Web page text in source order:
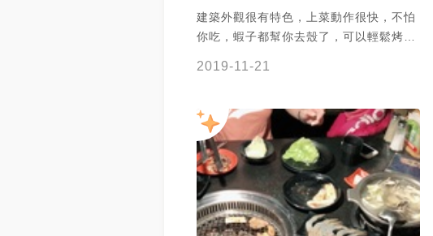
建築外觀很有特色，上菜動作很快，不怕
你吃，蝦子都幫你去殼了，可以輕鬆烤。
2019-11-21